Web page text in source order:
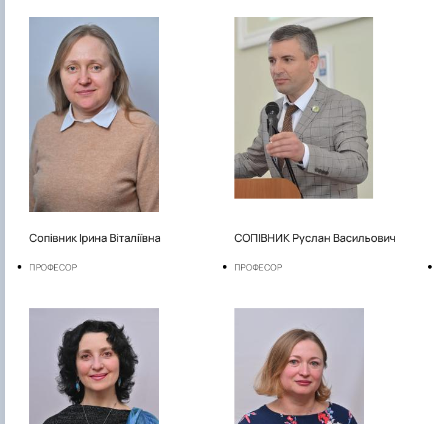
ПРОФЕСОР
Сопівник Ірина Віталіївна
ПРОФЕСОР
СОПІВНИК Руслан Васильович